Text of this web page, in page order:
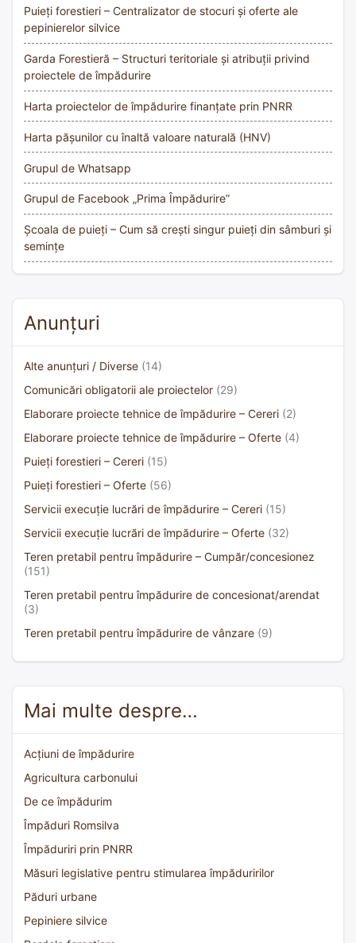
Puieți forestieri – Centralizator de stocuri și oferte ale
pepinierelor silvice
Garda Forestieră – Structuri teritoriale și atribuții privind
proiectele de împădurire
Harta proiectelor de împădurire finanțate prin PNRR
Harta pășunilor cu înaltă valoare naturală (HNV)
Grupul de Whatsapp
Grupul de Facebook „Prima Împădurire”
Școala de puieți – Cum să crești singur puieți din sâmburi și
semințe
Anunțuri
Alte anunțuri / Diverse (14)
Comunicări obligatorii ale proiectelor (29)
Elaborare proiecte tehnice de împădurire – Cereri (2)
Elaborare proiecte tehnice de împădurire – Oferte (4)
Puieți forestieri – Cereri (15)
Puieți forestieri – Oferte (56)
Servicii execuție lucrări de împădurire – Cereri (15)
Servicii execuție lucrări de împădurire – Oferte (32)
Teren pretabil pentru împădurire – Cumpăr/concesionez
(151)
Teren pretabil pentru împădurire de concesionat/arendat
(3)
Teren pretabil pentru împădurire de vânzare (9)
Mai multe despre…
Acțiuni de împădurire
Agricultura carbonului
De ce împădurim
Împăduri Romsilva
Împăduriri prin PNRR
Măsuri legislative pentru stimularea împăduririlor
Păduri urbane
Pepiniere silvice